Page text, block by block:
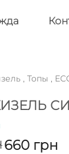
, Топы ,
660 грн